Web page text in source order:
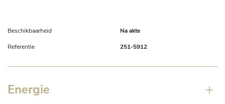
Beschikbaarheid
Na akte
Referentie
251-5912
Energie